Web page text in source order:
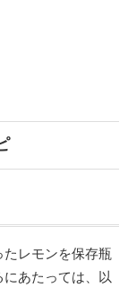
レモンを保存瓶
あたっては、以